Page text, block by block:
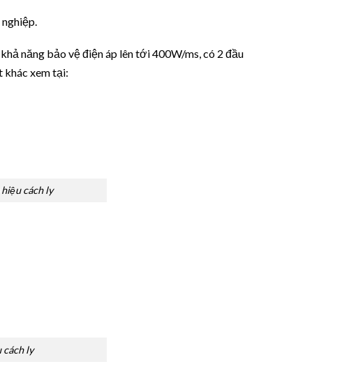
năng bảo vệ điện áp lên tới 400W/ms, có 2 đầu
khác xem tại:
cách ly
ly